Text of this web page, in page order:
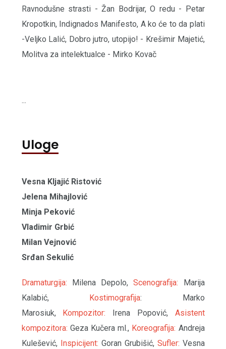
Ravnodušne strasti - Žan Bodrijar, O redu - Petar
Kropotkin, Indignados Manifesto, A ko će to da plati
-Veljko Lalić, Dobro jutro, utopijo! - Krešimir Majetić,
Molitva za intelektualce - Mirko Kovač
...
Uloge
Vesna Kljajić Ristović
Jelena Mihajlović
Minja Peković
Vladimir Grbić
Milan Vejnović
Srđan Sekulić
Dramaturgija: Milena Depolo,Scenografija:
Marija
Kalabić,
Kostimografija: Marko
Marosiuk,Kompozitor: Irena Popović, Asistent
kompozitora: Geza Kučera ml., Koreografija: Andreja
Kulešević, Inspicijent: Goran Grubišić, Sufler: Vesna